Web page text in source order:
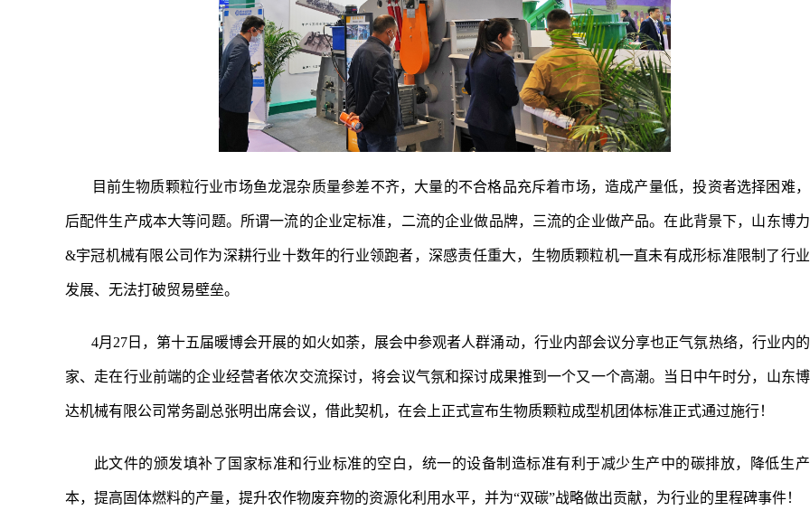
目前生物质颗粒行业市场鱼龙混杂质量参差不齐，大量的不合格品充斥着市场，造成产量低，投资者选择困难
后配件生产成本大等问题。所谓一流的企业定标准，二流的企业做品牌，三流的企业做产品。在此背景下，山东博
&宇冠机械有限公司作为深耕行业十数年的行业领跑者，深感责任重大，生物质颗粒机一直未有成形标准限制了行
发展、无法打破贸易壁垒。
4月27日，第十五届暖博会开展的如火如荼，展会中参观者人群涌动，行业内部会议分享也正气氛热络，行业内
家、走在行业前端的企业经营者依次交流探讨，将会议气氛和探讨成果推到一个又一个高潮。当日中午时分，山东
达机械有限公司常务副总张明出席会议，借此契机，在会上正式宣布生物质颗粒成型机团体标准正式通过施行！
此文件的颁发填补了国家标准和行业标准的空白，统一的设备制造标准有利于减少生产中的碳排放，降低生
本，提高固体燃料的产量，提升农作物废弃物的资源化利用水平，并为“双碳”战略做出贡献，为行业的里程碑事件！